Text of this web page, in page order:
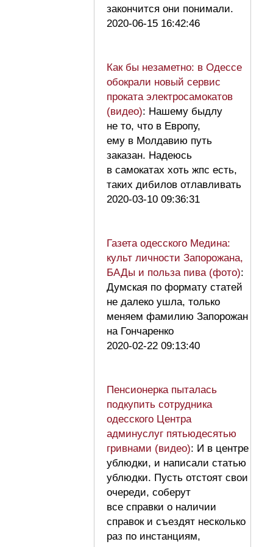
закончится они понимали.
2020-06-15 16:42:46
Как бы незаметно: в Одессе
обокрали новый сервис
проката электросамокатов
(видео): Нашему быдлу
не то, что в Европу,
ему в Молдавию путь
заказан. Надеюсь
в самокатах хоть жпс есть,
таких дибилов отлавливать
2020-03-10 09:36:31
Газета одесского Медина:
культ личности Запорожана,
БАДы и польза пива (фото):
Думская по формату статей
не далеко ушла, только
меняем фамилию Запорожан
на Гончаренко
2020-02-22 09:13:40
Пенсионерка пыталась
подкупить сотрудника
одесского Центра
админуслуг пятьюдесятью
гривнами (видео): И в центре
ублюдки, и написали статью
ублюдки. Пусть отстоят свои
очереди, соберут
все справки о наличии
справок и съездят несколько
раз по инстанциям,